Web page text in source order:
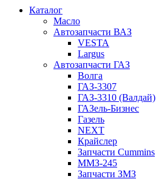
Каталог
Масло
Автозапчасти ВАЗ
VESTA
Largus
Автозапчасти ГАЗ
Волга
ГАЗ-3307
ГАЗ-3310 (Валдай)
ГАЗель-Бизнес
Газель
NEXT
Крайслер
Запчасти Cummins
ММЗ-245
Запчасти ЗМЗ